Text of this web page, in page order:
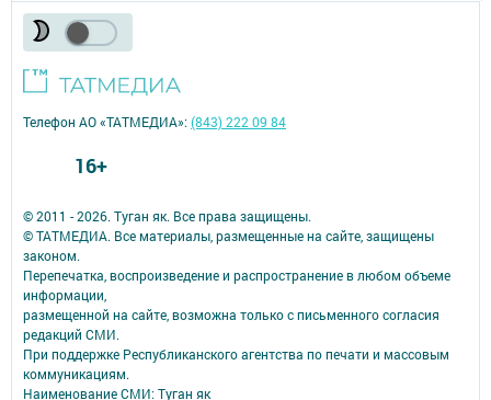
© 2011 - 2026. Туган як. Все права защищены.
© ТАТМЕДИА. Все материалы, размещенные на сайте, защищены
законом.
Перепечатка, воспроизведение и распространение в любом объеме
информации,
размещенной на сайте, возможна только с письменного согласия
редакций СМИ.
При поддержке Республиканского агентства по печати и массовым
коммуникациям.
Наименование СМИ: Туган як
Телефон АО «ТАТМЕДИА»:(843) 222 09 84
16+